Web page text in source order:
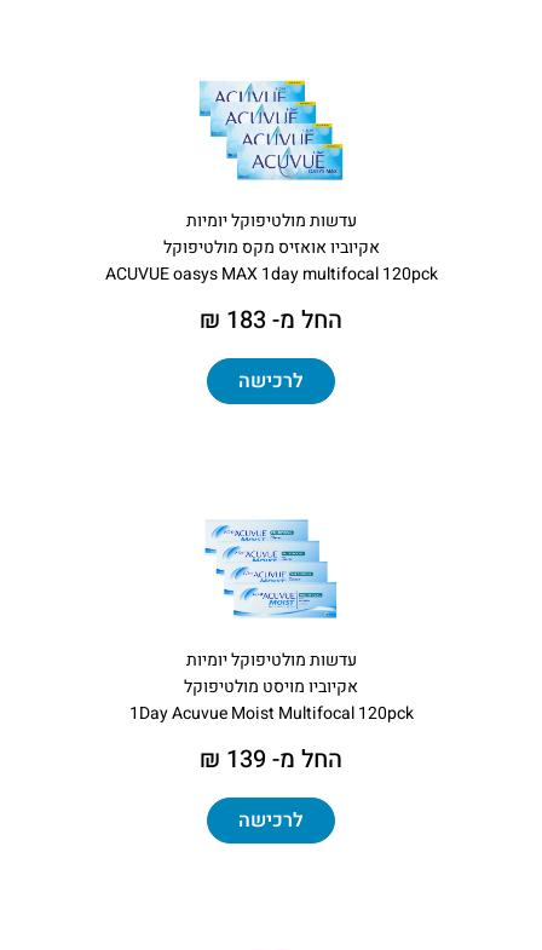
עדשות מולטיפוקל יומיות
אקיוביו אואזיס מקס מולטיפוקל
ACUVUE oasys MAX 1day multifocal 120pck
החל מ- 183 ₪
לרכישה
עדשות מולטיפוקל יומיות
אקיוביו מויסט מולטיפוקל
1Day Acuvue Moist Multifocal 120pck
החל מ- 139 ₪
לרכישה